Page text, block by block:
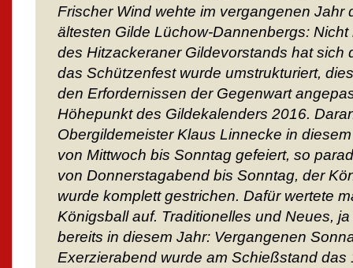
Frischer Wind wehte im vergangenen Jahr
ältesten Gilde Lüchow-Dannenbergs:
des Hitzackeraner Gildevorstands hat sich
das Schützenfest wurde umstrukturiert,
den Erfordernissen der Gegenwart
Höhepunkt des Gildekalenders 2016.
Obergildemeister Klaus Linnecke in
von Mittwoch bis Sonntag gefeiert, so
von Donnerstagabend bis Sonntag, der
wurde komplett gestrichen. Dafür wertete
Königsball auf. Traditionelles und Neues,
bereits in diesem Jahr: Vergangenen
Exerzierabend wurde am Schießstand das